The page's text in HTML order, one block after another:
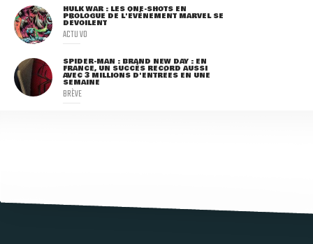
HULK WAR : LES ONE-SHOTS EN
PROLOGUE DE L'ÉVÈNEMENT MARVEL SE
DÉVOILENT
ACTU VO
SPIDER-MAN : BRAND NEW DAY : EN
FRANCE, UN SUCCÈS RECORD AUSSI
AVEC 3 MILLIONS D'ENTRÉES EN UNE
SEMAINE
BRÈVE